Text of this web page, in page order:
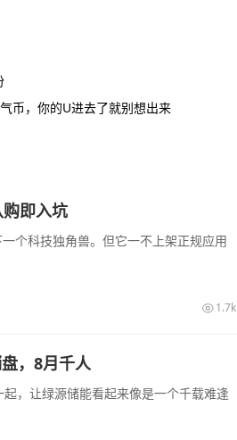
币，你的U进去了就别想出来
即入坑
个科技独角兽。但它一不上架正规应用
1.7k
，8月千人
，让绿源储能看起来像是一个千载难逢